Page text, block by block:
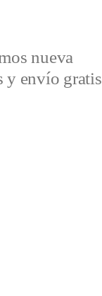
nueva
y envío gratis